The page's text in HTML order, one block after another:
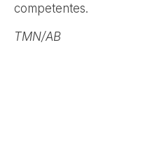
competentes.
TMN/AB